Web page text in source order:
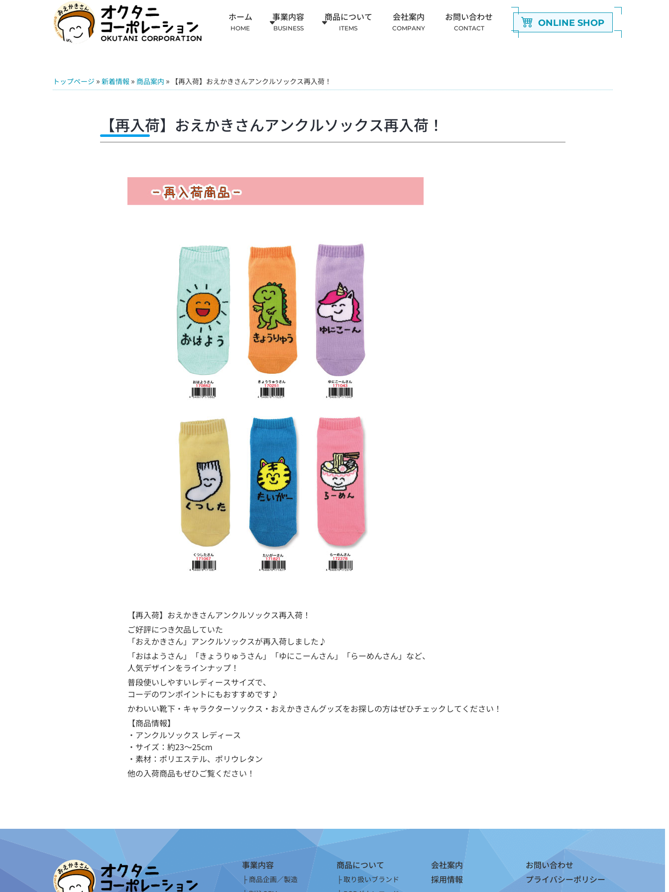
ホーム
HOME
事業内容
BUSINESS
商品について
ITEMS
会社案内
COMPANY
お問い合わせ
CONTACT ONLINE SHOP
トップページ » 新着情報 » 商品案内 » 【再入荷】おえかきさんアンクルソックス再入荷！
【再入荷】おえかきさんアンクルソックス再入荷！
【再入荷】おえかきさんアンクルソックス再入荷！
ご好評につき欠品していた
「おえかきさん」アンクルソックスが再入荷しました♪
「おはようさん」「きょうりゅうさん」「ゆにこーんさん」「らーめんさん」など、
人気デザインをラインナップ！
普段使いしやすいレディースサイズで、
コーデのワンポイントにもおすすめです♪
かわいい靴下・キャラクターソックス・おえかきさんグッズをお探しの方はぜひチェックしてください！
【商品情報】
・アンクルソックス レディース
・サイズ：約23〜25cm
・素材：ポリエステル、ポリウレタン
他の入荷商品もぜひご覧ください！
事業内容
商品企画／製造
商品について
取り扱いブランド
会社案内
採用情報
お問い合わせ
プライバシーポリシー